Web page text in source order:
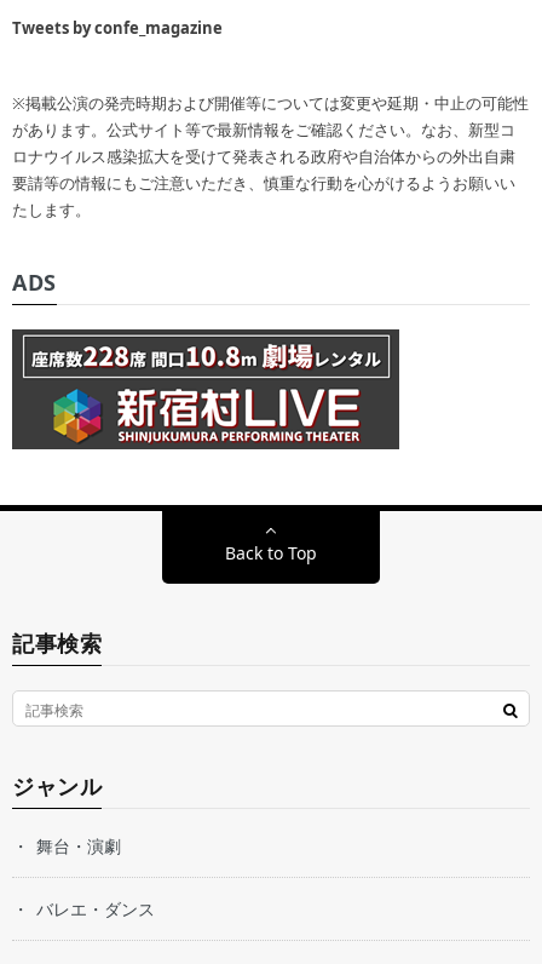
Tweets by confe_magazine
※掲載公演の発売時期および開催等については変更や延期・中止の可能性
があります。公式サイト等で最新情報をご確認ください。なお、新型コ
ロナウイルス感染拡大を受けて発表される政府や自治体からの外出自粛
要請等の情報にもご注意いただき、慎重な行動を心がけるようお願いい
たします。
ADS
Back to Top
記事検索
ジャンル
舞台・演劇
バレエ・ダンス